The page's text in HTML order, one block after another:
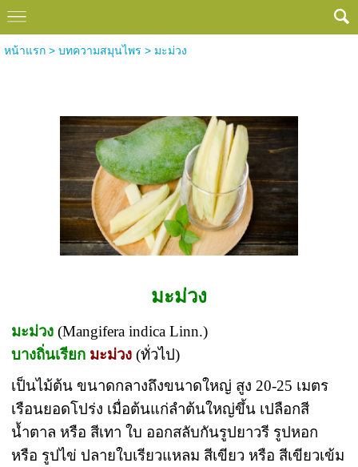
หน้าแรก> บทความสมุนไพร > มะม่วง
มะม่วง
มะม่วง (Mangifera indica Linn.)
บางถิ่นเรียก มะม่วง (ทั่วไป)
เป็นไม้ต้น ขนาดกลางถึงขนาดใหญ่ สูง 20-25 เมตร
เรือนยอดโปร่ง เมื่อต้นแก่ลำต้นใหญ่ขึ้น เปลือกสี
น้ำตาล หรือ สีเทา ใบ ออกสลับกันรูปยาวรี รูปหอก
หรือ รูปไข่ ปลายใบเรียวแหลม สีเขียว หรือ สีเขียวเข้ม